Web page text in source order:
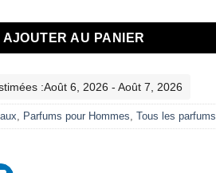
AJOUTER AU PANIER
:Août 6, 2026 - Août 7, 2026
, Parfums pour Hommes, Tous les parfums